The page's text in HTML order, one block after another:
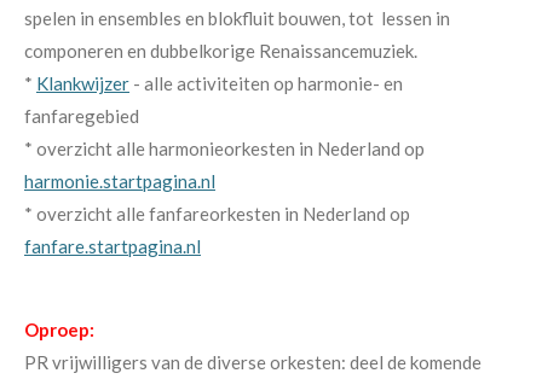
spelen in ensembles en blokfluit bouwen, tot lessen in
componeren en dubbelkorige Renaissancemuziek.
* Klankwijzer - alle activiteiten op harmonie- en
fanfaregebied
* overzicht alle harmonieorkesten in Nederland op
harmonie.startpagina.nl
* overzicht alle fanfareorkesten in Nederland op
fanfare.startpagina.nl
Oproep:
PR vrijwilligers van de diverse orkesten: deel de komende